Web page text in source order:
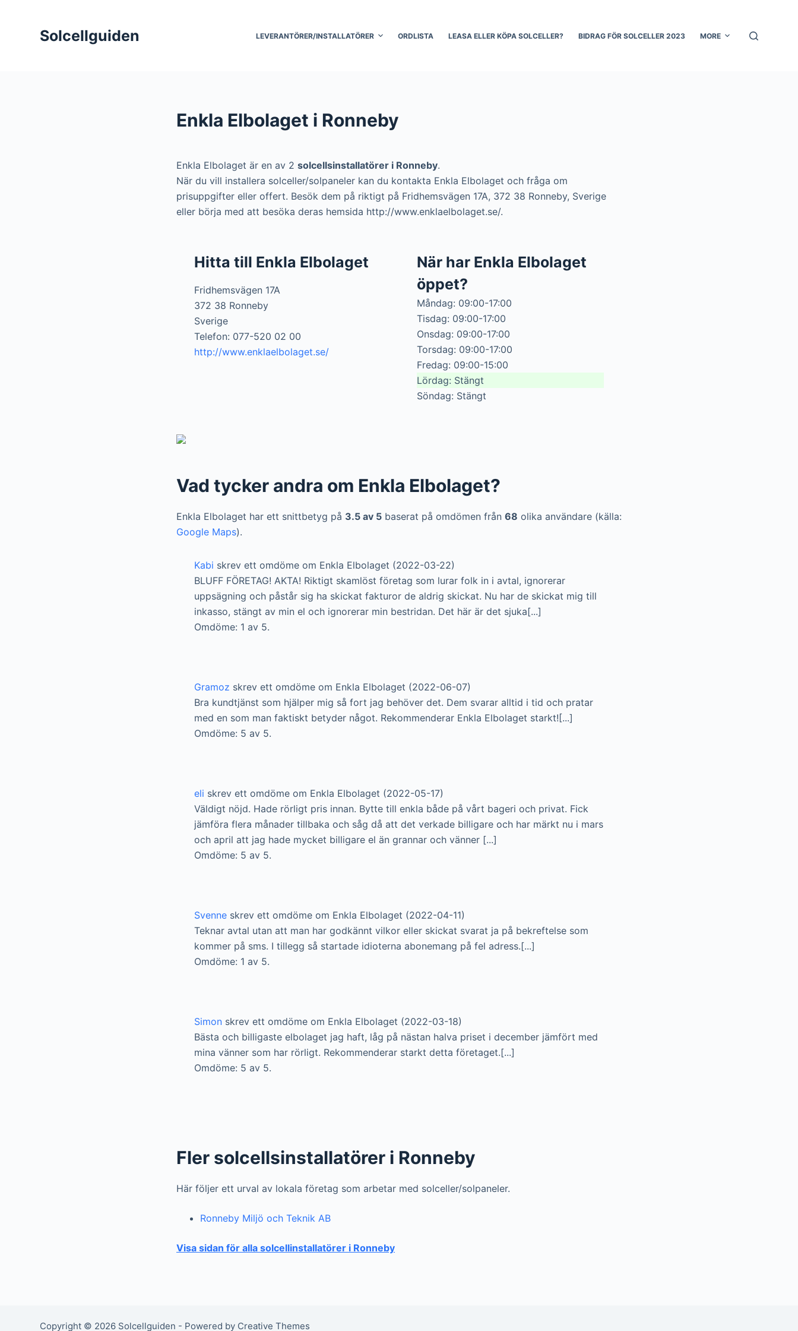
Solcellguiden LEVERANTÖRER/INSTALLATÖRER ORDLISTA LEASA ELLER KÖPA SOLCELLER? BIDRAG FÖR SOLCELLER 2023 MORE
Enkla Elbolaget i Ronneby
Enkla Elbolaget är en av 2 solcellsinstallatörer i Ronneby.
När du vill installera solceller/solpaneler kan du kontakta Enkla Elbolaget och fråga om
prisuppgifter eller offert. Besök dem på riktigt på Fridhemsvägen 17A, 372 38 Ronneby, Sverige
eller börja med att besöka deras hemsida http://www.enklaelbolaget.se/.
Hitta till Enkla Elbolaget
Fridhemsvägen 17A
372 38 Ronneby
Sverige
Telefon: 077-520 02 00
http://www.enklaelbolaget.se/
När har Enkla Elbolaget
öppet?
Måndag: 09:00-17:00
Tisdag: 09:00-17:00
Onsdag: 09:00-17:00
Torsdag: 09:00-17:00
Fredag: 09:00-15:00
Lördag: Stängt
Söndag: Stängt
Vad tycker andra om Enkla Elbolaget?
Enkla Elbolaget har ett snittbetyg på 3.5 av 5 baserat på omdömen från 68 olika användare (källa:
Google Maps).
Kabi skrev ett omdöme om Enkla Elbolaget (2022-03-22)
BLUFF FÖRETAG! AKTA! Riktigt skamlöst företag som lurar folk in i avtal, ignorerar
uppsägning och påstår sig ha skickat fakturor de aldrig skickat. Nu har de skickat mig till
inkasso, stängt av min el och ignorerar min bestridan. Det här är det sjuka[...]
Omdöme: 1 av 5.
Gramoz skrev ett omdöme om Enkla Elbolaget (2022-06-07)
Bra kundtjänst som hjälper mig så fort jag behöver det. Dem svarar alltid i tid och pratar
med en som man faktiskt betyder något. Rekommenderar Enkla Elbolaget starkt![...]
Omdöme: 5 av 5.
eli skrev ett omdöme om Enkla Elbolaget (2022-05-17)
Väldigt nöjd. Hade rörligt pris innan. Bytte till enkla både på vårt bageri och privat. Fick
jämföra flera månader tillbaka och såg då att det verkade billigare och har märkt nu i mars
och april att jag hade mycket billigare el än grannar och vänner [...]
Omdöme: 5 av 5.
Svenne skrev ett omdöme om Enkla Elbolaget (2022-04-11)
Teknar avtal utan att man har godkännt vilkor eller skickat svarat ja på bekreftelse som
kommer på sms. I tillegg så startade idioterna abonemang på fel adress.[...]
Omdöme: 1 av 5.
Simon skrev ett omdöme om Enkla Elbolaget (2022-03-18)
Bästa och billigaste elbolaget jag haft, låg på nästan halva priset i december jämfört med
mina vänner som har rörligt. Rekommenderar starkt detta företaget.[...]
Omdöme: 5 av 5.
Fler solcellsinstallatörer i Ronneby
Här följer ett urval av lokala företag som arbetar med solceller/solpaneler.
Ronneby Miljö och Teknik AB
Visa sidan för alla solcellinstallatörer i Ronneby
Copyright © 2026 Solcellguiden - Powered by Creative Themes